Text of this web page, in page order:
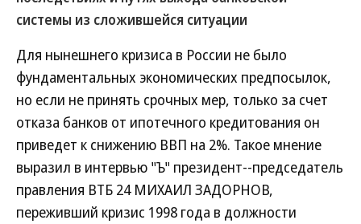
системы из сложившейся ситуации
Для нынешнего кризиса в России не было
фундаментальных экономических предпосылок,
но если не принять срочных мер, только за счет
отказа банков от ипотечного кредитования он
приведет к снижению ВВП на 2%. Такое мнение
выразил в интервью "Ъ" президент--председатель
правления ВТБ 24 МИХАИЛ ЗАДОРНОВ,
переживший кризис 1998 года в должности